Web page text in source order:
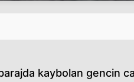
kaybolan gencin